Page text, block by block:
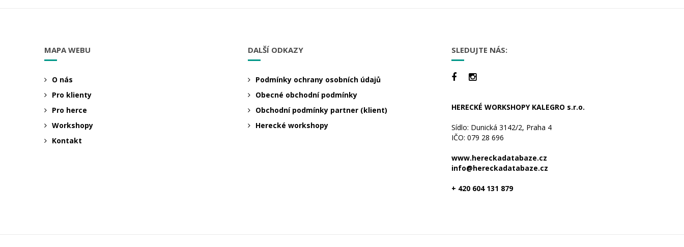
MAPA WEBU
O nás
Pro klienty
Pro herce
Workshopy
Kontakt
DALŠÍ ODKAZY
Podmínky ochrany osobních údajů
Obecné obchodní podmínky
Obchodní podmínky partner (klient)
Herecké workshopy
SLEDUJTE NÁS:
HERECKÉ WORKSHOPY KALEGRO s.r.o.
Sídlo: Dunická 3142/2, Praha 4
IČO: 079 28 696
www.hereckadatabaze.cz
info@hereckadatabaze.cz
+ 420 604 131 879